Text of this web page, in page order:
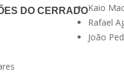
DO CERRADOKaio
Rafael
João